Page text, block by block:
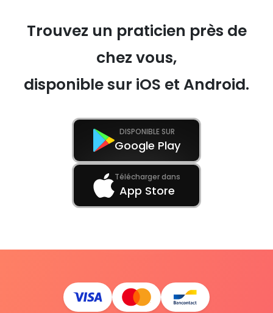
Trouvez un praticien près de
chez vous,
disponible sur iOS et Android.
DISPONIBLE SUR
Google Play
Télécharger dans
App Store